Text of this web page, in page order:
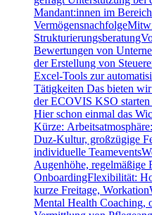
Mandant:innen im
Bewertungen von
der Erstellung von
Excel-Tools zur
Tätigkeiten Das bieten
der ECOVIS KSO
Hier schon einmal das
Kürze:
Duz-Kultur, großzügige
individuelle
Augenhöhe, regelmäßige
OnboardingFlexibilität:
kurze Freitage,
Mental Health Coaching,